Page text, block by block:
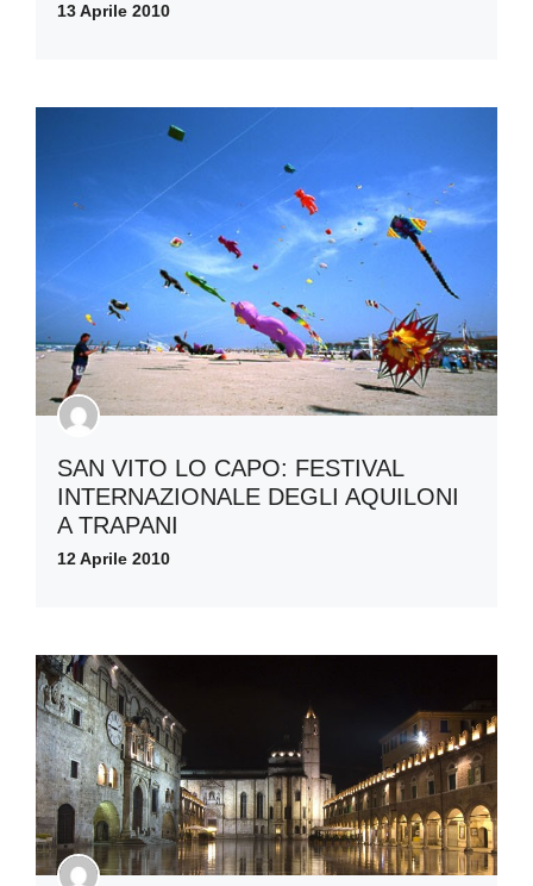
13 Aprile 2010
SAN VITO LO CAPO: FESTIVAL
INTERNAZIONALE DEGLI AQUILONI
A TRAPANI
12 Aprile 2010